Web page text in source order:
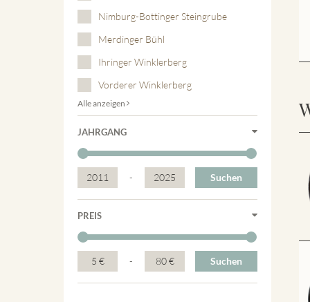
Nimburg-Bottinger Steingrube
Merdinger Bühl
Ihringer Winklerberg
Vorderer Winklerberg
Alle anzeigen
JAHRGANG
2011 - 2025 Suchen
PREIS
5 € - 80 € Suchen